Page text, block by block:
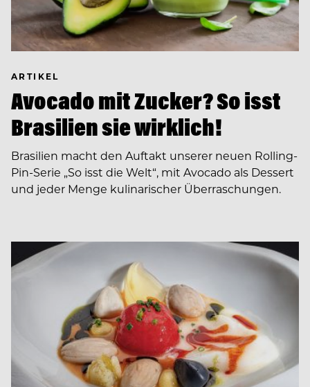
ARTIKEL
Avocado mit Zucker? So isst
Brasilien sie wirklich!
Brasilien macht den Auftakt unserer neuen Rolling-
Pin-Serie „So isst die Welt“, mit Avocado als Dessert
und jeder Menge kulinarischer Überraschungen.